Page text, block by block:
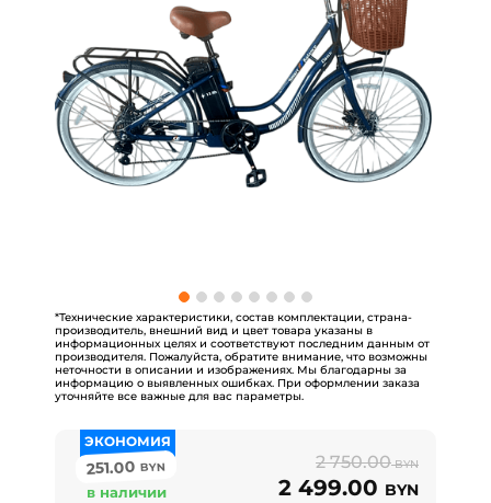
*Технические характеристики, состав комплектации, страна-
производитель, внешний вид и цвет товара указаны в
информационных целях и соответствуют последним данным от
производителя. Пожалуйста, обратите внимание, что возможны
неточности в описании и изображениях. Мы благодарны за
информацию о выявленных ошибках. При оформлении заказа
уточняйте все важные для вас параметры.
ЭКОНОМИЯ
251.00BYN
в наличии
2 750.00BYN
2 499.00 BYN